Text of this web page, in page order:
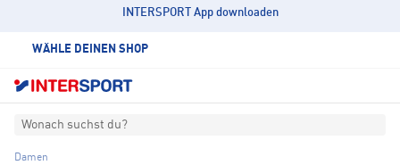
INTERSPORT App downloaden
WÄHLE DEINEN SHOP
Wonach suchst du?
Damen